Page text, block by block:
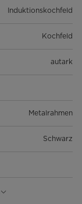
Induktionskochfeld
Kochfeld
autark
Metalrahmen
Schwarz